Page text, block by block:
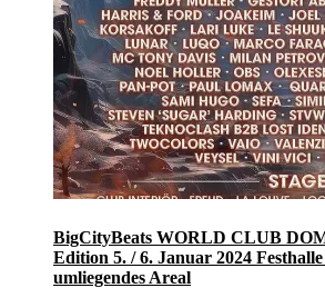
BigCityBeats WORLD CLUB
Edition 5. / 6. Januar 2024
umliegendes Areal